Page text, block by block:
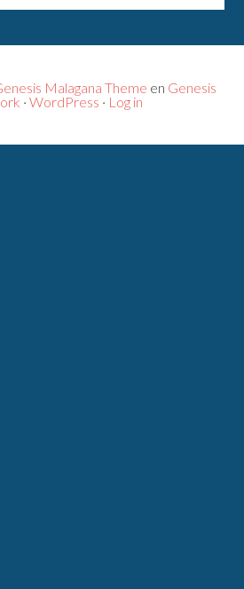
Malagana Theme en Genesis
· WordPress · Log in